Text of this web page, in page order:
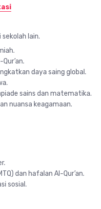
lain.
daya saing global.
sains dan matematika.
nuansa keagamaan.
dan hafalan Al-Qur’an.
sosial.